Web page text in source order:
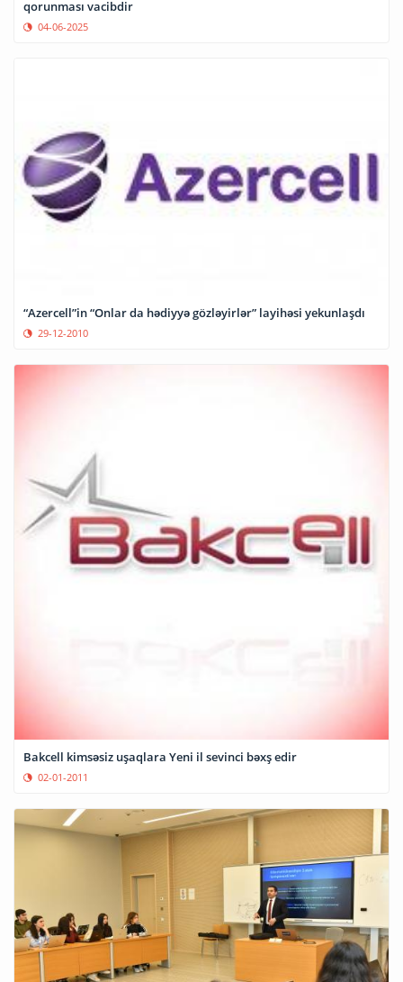
qorunması vacibdir
04-06-2025
“Azercell”in “Onlar da hədiyyə gözləyirlər” layihəsi yekunlaşdı
29-12-2010
Bakcell kimsəsiz uşaqlara Yeni il sevinci bəxş edir
02-01-2011